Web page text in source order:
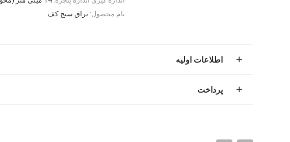
نام محصول: براق سنج کف
اطلاعات اولیه
پرداخت